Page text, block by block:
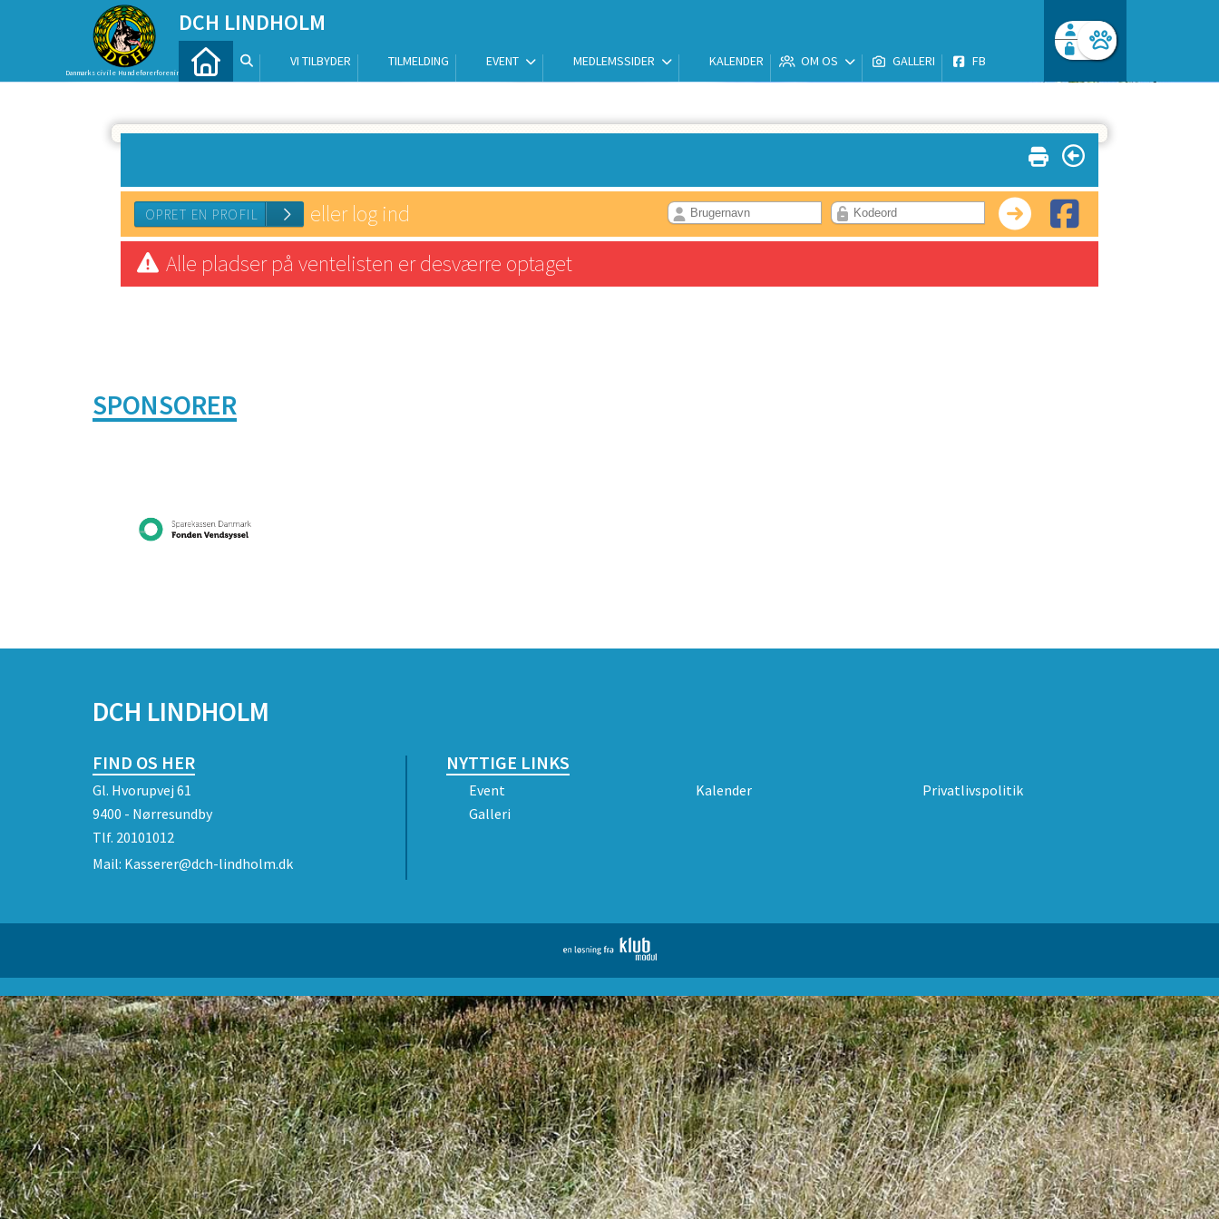
DCH LINDHOLM
Danmarks civile Hundeførerforening
VI TILBYDER TILMELDING EVENT MEDLEMSSIDER KALENDER OM OS GALLERI FB
eller log ind
Alle pladser på ventelisten er desværre optaget
SPONSORER
DCH LINDHOLM
FIND OS HER
Gl. Hvorupvej 61
9400 - Nørresundby
Tlf. 20101012
Mail: Kasserer@dch-lindholm.dk
NYTTIGE LINKS
Event Kalender
Privatlivspolitik
Galleri